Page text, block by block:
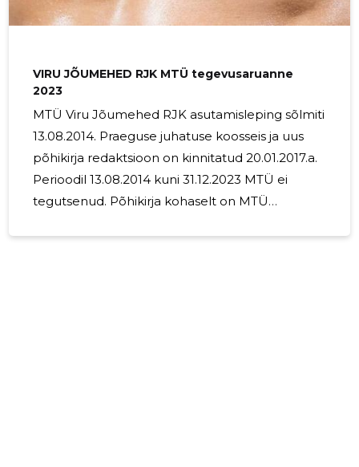
VIRU JÕUMEHED RJK MTÜ tegevusaruanne
2023
MTÜ Viru Jõumehed RJK asutamisleping sõlmiti
13.08.2014. Praeguse juhatuse koosseis ja uus
põhikirja redaktsioon on kinnitatud 20.01.2017.a.
Perioodil 13.08.2014 kuni 31.12.2023 MTÜ ei
tegutsenud. Põhikirja kohaselt on MTÜ